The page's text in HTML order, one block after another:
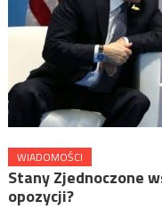
WIADOMOŚCI
Stany Zjednoczone
opozycji?